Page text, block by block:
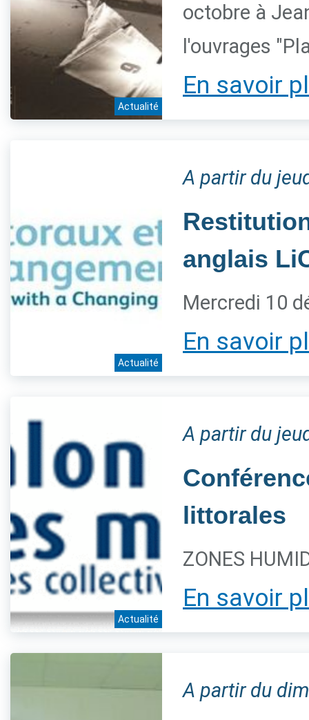
Actualité
octobre à
l'ouvrages
En savoir
Actualité
A partir du
anglais
Mercredi 10
En savoir
Actualité
A partir du
littorales
ZONES
En savoir
A partir du